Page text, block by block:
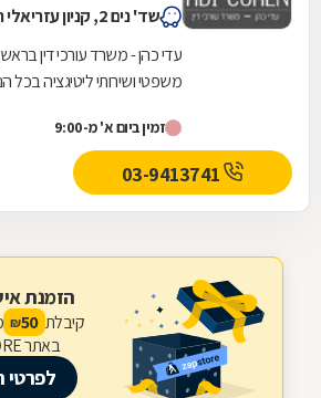
שד' נים 2, קניון עזריאלי ראשונים ראשון לציון
עדי כהן - משרד עורכי דין
משפטי ושירותי ליטיגציה בכל
זמין ביום א' מ-9:00
03-9413741
הזמנת
קיבלת 50
₪
באתר ZAPSTORE